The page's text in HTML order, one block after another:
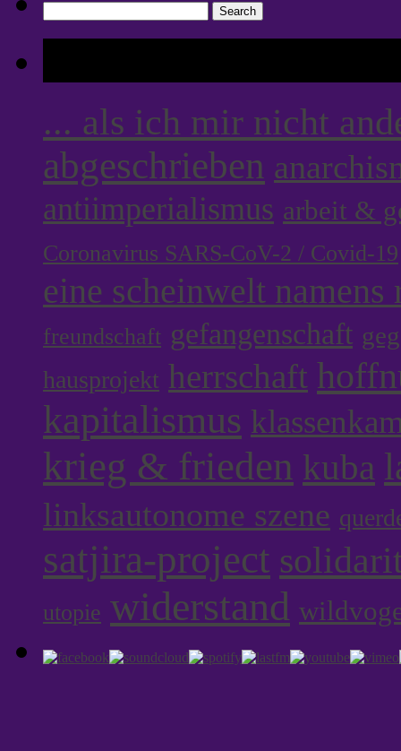
for:
... als ich mir nicht
abgeschrieben
antiimperialismus arbeit &
Coronavirus SARS-CoV-2 / Covid-19
eine scheinwelt namens
freundschaft gefangenschaft
hausprojekt herrschaft
kapitalismus
krieg & frieden kuba
linksautonome szene
satjira-project
utopie widerstand